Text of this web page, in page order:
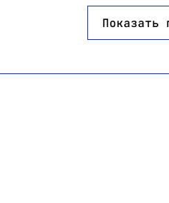
катушка 200 мПоказать